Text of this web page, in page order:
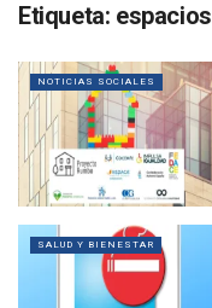
Etiqueta: espacios
NOTICIAS SOCIALES
SALUD Y BIENESTAR